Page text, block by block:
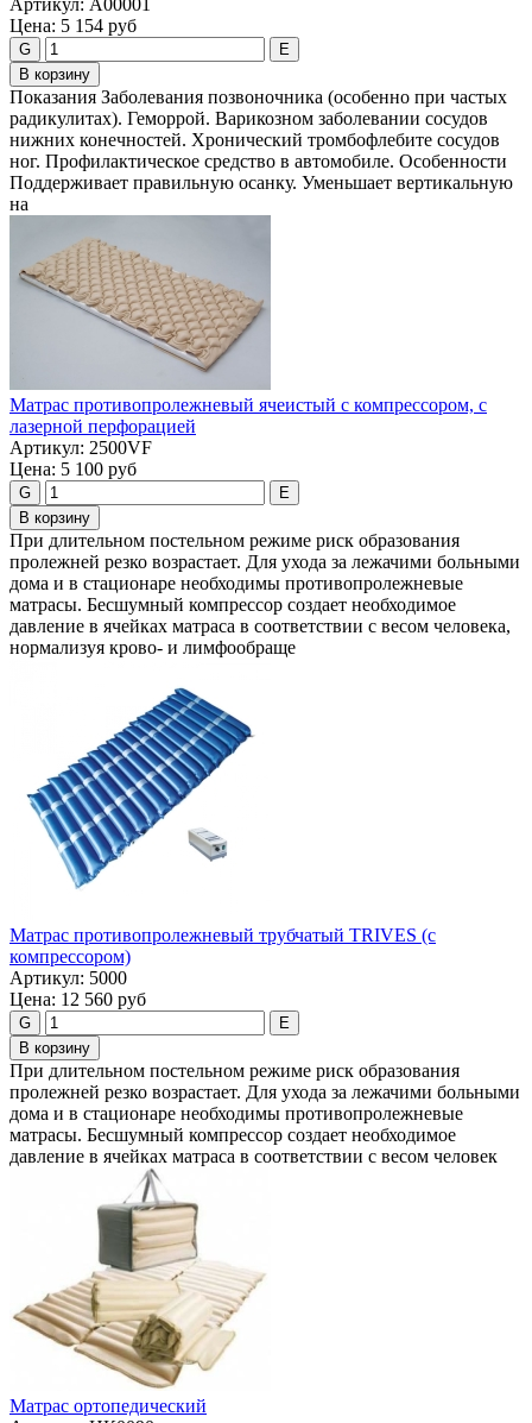
Артикул: А00001
Цена: 5 154 руб
G
E
В корзину
Показания Заболевания позвоночника (особенно при частых
радикулитах). Геморрой. Варикозном заболевании сосудов
нижних конечностей. Хронический тромбофлебите сосудов
ног. Профилактическое средство в автомобиле. Особенности
Поддерживает правильную осанку. Уменьшает вертикальную
на
Матрас противопролежневый ячеистый c компрессором, с
лазерной перфорацией
Артикул: 2500VF
Цена: 5 100 руб
G
E
В корзину
При длительном постельном режиме риск образования
пролежней резко возрастает. Для ухода за лежачими больными
дома и в стационаре необходимы противопролежневые
матрасы. Бесшумный компрессор создает необходимое
давление в ячейках матраса в соответствии с весом человека,
нормализуя крово- и лимфообраще
Матрас противопролежневый трубчатый TRIVES (с
компрессором)
Артикул: 5000
Цена: 12 560 руб
G
E
В корзину
При длительном постельном режиме риск образования
пролежней резко возрастает. Для ухода за лежачими больными
дома и в стационаре необходимы противопролежневые
матрасы. Бесшумный компрессор создает необходимое
давление в ячейках матраса в соответствии с весом человек
Матрас ортопедический